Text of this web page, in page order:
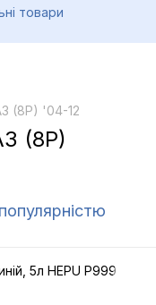
(8P) '04-12
(8P)